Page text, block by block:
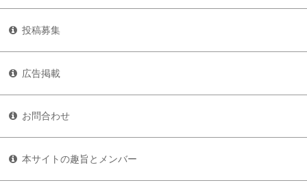
投稿募集
広告掲載
お問合わせ
本サイトの趣旨とメンバー